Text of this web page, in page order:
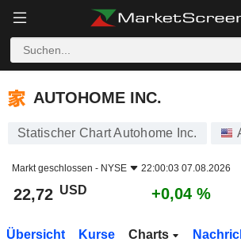
AUTOHOME INC.
AUTOHOME INC.
Statischer Chart Autohome Inc.
Markt geschlossen - NYSE 22:00:03 07.08.2026
22,72 USD +0,04 %
Übersicht Kurse Charts